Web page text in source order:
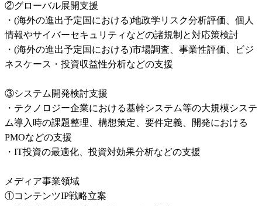
②グローバル展開支援
・(海外の進出予定国における)地政学リスク分析評価、個人
情報やサイバーセキュリティなどの諸規制と対応策検討
・(海外の進出予定国における)市場調査、事業性評価、ビジ
ネスケース・投資収益性分析などの支援
③システム開発検討支援
・テクノロジー企業における基幹システム等の大規模システ
ム導入時の課題整理、構想策定、要件定義、開発における
PMOなどの支援
・IT投資の最適化、投資対効果分析などの支援
メディア事業領域
①コンテンツIP戦略立案